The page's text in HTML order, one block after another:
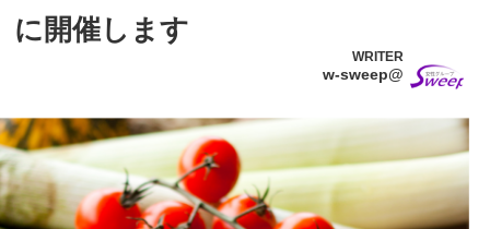
に開催します
WRITER
w-sweep@